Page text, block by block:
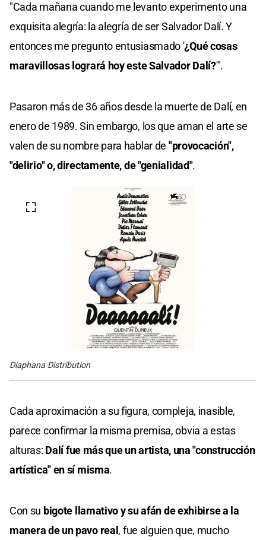
"Cada mañana cuando me levanto experimento una
exquisita alegría: la alegría de ser Salvador Dalí. Y
entonces me pregunto entusiasmado '¿Qué cosas
maravillosas logrará hoy este Salvador Dalí?'".
Pasaron más de 36 años desde la muerte de Dalí, en
enero de 1989. Sin embargo, los que aman el arte se
valen de su nombre para hablar de "provocación",
"delirio" o, directamente, de "genialidad".
Diaphana Distribution
Cada aproximación a su figura, compleja, inasible,
parece confirmar la misma premisa, obvia a estas
alturas: Dalí fue más que un artista, una "construcción
artística" en sí misma.
Con su bigote llamativo y su afán de exhibirse a la
manera de un pavo real , fue alguien que, mucho